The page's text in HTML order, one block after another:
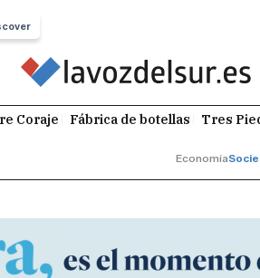
Coraje Fábrica de botellas Tres
Economía